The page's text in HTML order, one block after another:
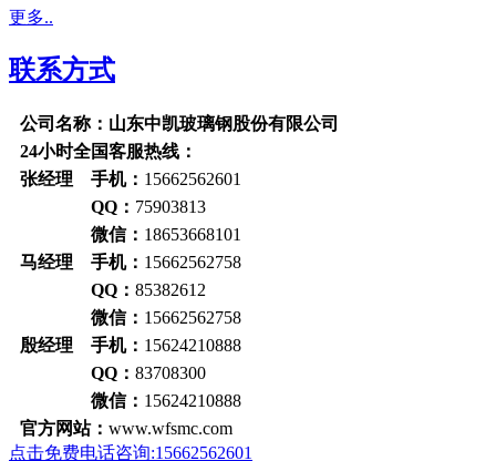
更多..
联系方式
公司名称：山东中凯玻璃钢股份有限公司
24小时全国客服热线：
张经理 手机： 15662562601
QQ： 75903813
微信： 18653668101
马经理 手机： 15662562758
QQ： 85382612
微信： 15662562758
殷经理 手机： 15624210888
QQ： 83708300
微信： 15624210888
官方网站： www.wfsmc.com
点击免费电话咨询:15662562601